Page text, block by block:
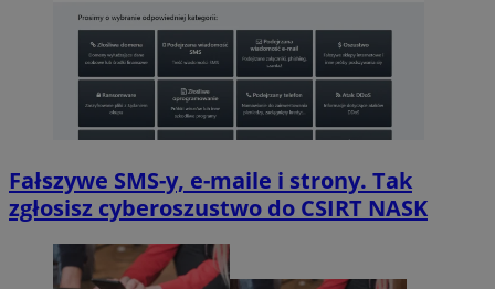
Fałszywe SMS-y, e-maile i strony. Tak
zgłosisz cyberoszustwo do CSIRT NASK